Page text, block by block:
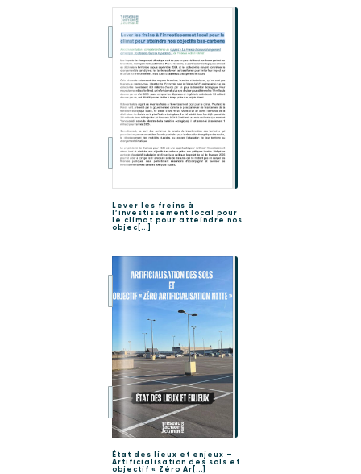
Lever les freins à
l’investissement local pour
le climat pour atteindre nos
objec[...]
État des lieux et enjeux –
Artificialisation des sols et
objectif « Zéro Ar[...]